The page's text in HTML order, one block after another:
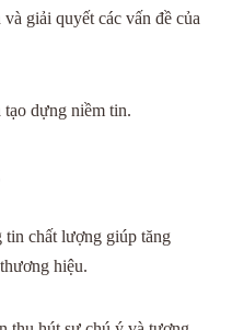
giải quyết các vấn đề của
dựng niềm tin.
chất lượng giúp tăng
hiệu.